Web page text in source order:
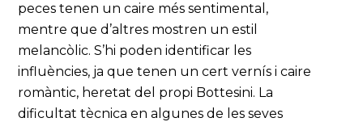
peces tenen un caire més sentimental,
mentre que d’altres mostren un estil
melancòlic. S’hi poden identificar les
influències, ja que tenen un cert vernís i caire
romàntic, heretat del propi Bottesini. La
dificultat tècnica en algunes de les seves